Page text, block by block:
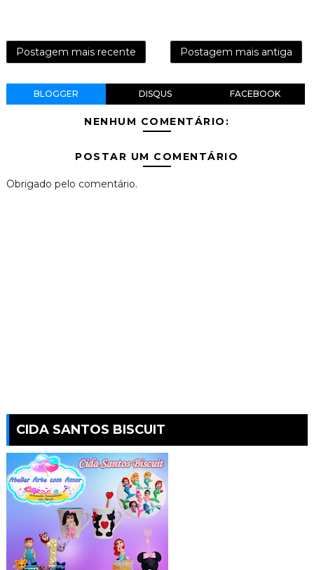
Postagem mais recente Postagem mais antiga
BLOGGER DISQUS FACEBOOK
NENHUM COMENTÁRIO:
POSTAR UM COMENTÁRIO
Obrigado pelo comentário.
CIDA SANTOS BISCUIT